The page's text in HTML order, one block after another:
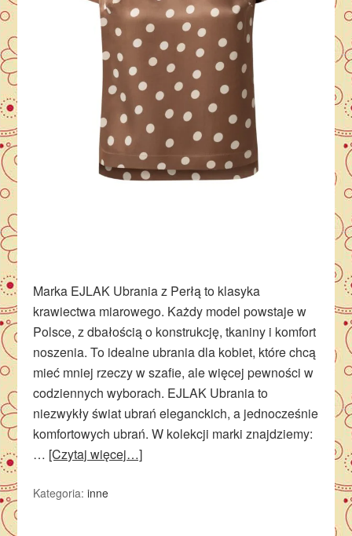
Marka EJLAK Ubrania z Perłą to klasyka
krawiectwa miarowego. Każdy model powstaje w
Polsce, z dbałością o konstrukcję, tkaniny i komfort
noszenia. To idealne ubrania dla kobiet, które chcą
mieć mniej rzeczy w szafie, ale więcej pewności w
codziennych wyborach. EJLAK Ubrania to
niezwykły świat ubrań eleganckich, a jednocześnie
komfortowych ubrań. W kolekcji marki znajdziemy:
… [Czytaj więcej…]
Kategoria:inne